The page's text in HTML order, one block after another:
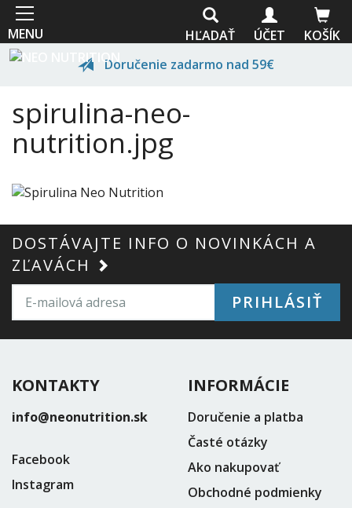
Skočiť
na
hlavný
obsah
MENU KOŠÍK
ÚČET
HĽADAŤ
Doručenie zadarmo nad 59€
Prvotriedna kvalita
Odborné poradenstvo
Vlastná výroba
spirulina-neo-
nutrition.jpg
DOSTÁVAJTE INFO O NOVINKÁCH A
ZĽAVÁCH
PRIHLÁSIŤ
KONTAKTY
info@neonutrition.sk
Facebook
Instagram
INFORMÁCIE
Doručenie a platba
Časté otázky
Ako nakupovať
Obchodné podmienky